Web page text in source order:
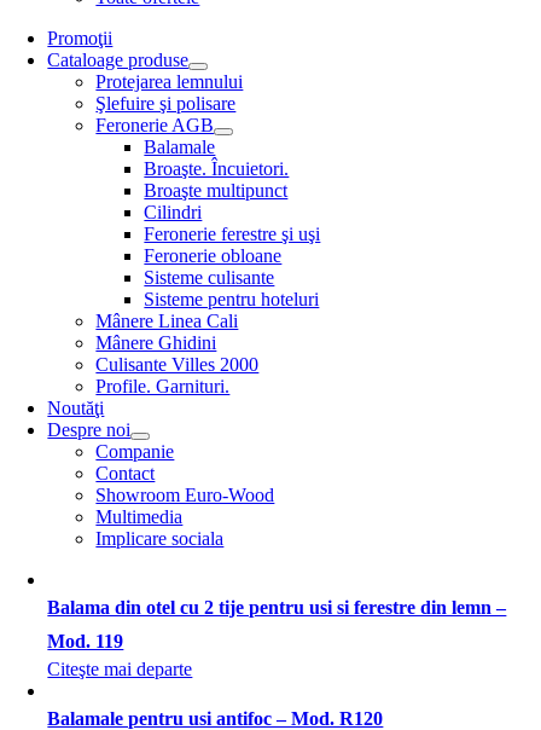
Promoţii
Cataloage produse
Protejarea lemnului
Şlefuire şi polisare
Feronerie AGB
Balamale
Broaşte. Încuietori.
Broaşte multipunct
Cilindri
Feronerie ferestre şi uşi
Feronerie obloane
Sisteme culisante
Sisteme pentru hoteluri
Mânere Linea Cali
Mânere Ghidini
Culisante Villes 2000
Profile. Garnituri.
Noutăţi
Despre noi
Companie
Contact
Showroom Euro-Wood
Multimedia
Implicare sociala
Balama din otel cu 2 tije pentru usi si ferestre din lemn –
Mod. 119
Citeşte mai departe
Balamale pentru usi antifoc – Mod. R120